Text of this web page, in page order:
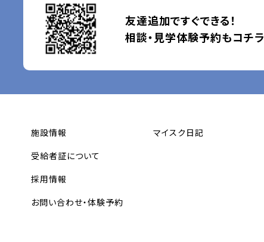
友達追加ですぐできる！
相談・見学体験予約もコチラ
施設情報
受給者証について
採用情報
お問い合わせ・体験予約
マイスク日記